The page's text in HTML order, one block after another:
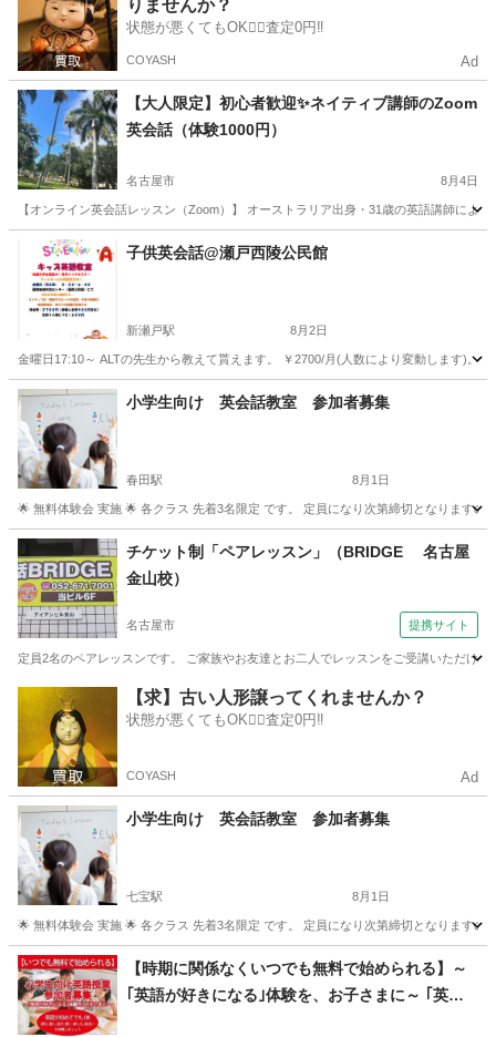
りませんか？
状態が悪くてもOK🙆‍♀️査定0円‼️
COYASH Ad
【大人限定】初心者歓迎✨ネイティブ講師のZoom
英会話（体験1000円）
名古屋市 8月4日
【オンライン英会話レッスン（Zoom）】 オーストラリア出身・31歳の英語講師に
愛知 名古屋市 英会話 レッスン
子供英会話@瀬戸西陵公民館
新瀬戸駅 8月2日
金曜日17:10～ ALTの先生から教えて貰えます。 ￥2700/月(人数により変動します)。
愛知 瀬戸市 新瀬戸駅 英会話 公民館
小学生向け 英会話教室 参加者募集
春田駅 8月1日
🌟 無料体験会 実施 🌟 各クラス 先着3名限定 です。 定員になり次第締切となります
愛知 名古屋市 春田駅 英語
チケット制「ペアレッスン」（BRIDGE 名古屋
金山校）
名古屋市 提携サイト
定員2名のペアレッスンです。 ご家族やお友達とお二人でレッスンをご受講いただけ
英検
【求】古い人形譲ってくれませんか？
状態が悪くてもOK🙆‍♀️査定0円‼️
COYASH Ad
小学生向け 英会話教室 参加者募集
七宝駅 8月1日
🌟 無料体験会 実施 🌟 各クラス 先着3名限定 です。 定員になり次第締切となります
愛知 あま市 七宝駅 英会話 クラス
【時期に関係なくいつでも無料で始められる】～
｢英語が好きになる｣体験を、お子さまに～ ｢英語